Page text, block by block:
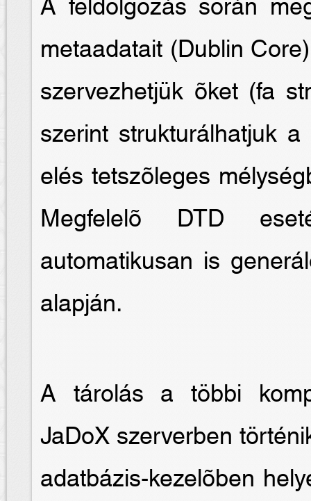
metaadatait (Dublin
szervezhetjük õket (fa
szerint strukturálhatjuk
elés tetszõleges
Megfelelõ DTD
automatikusan is
alapján.
A tárolás a többi
JaDoX szerverben
adatbázis-kezelõben